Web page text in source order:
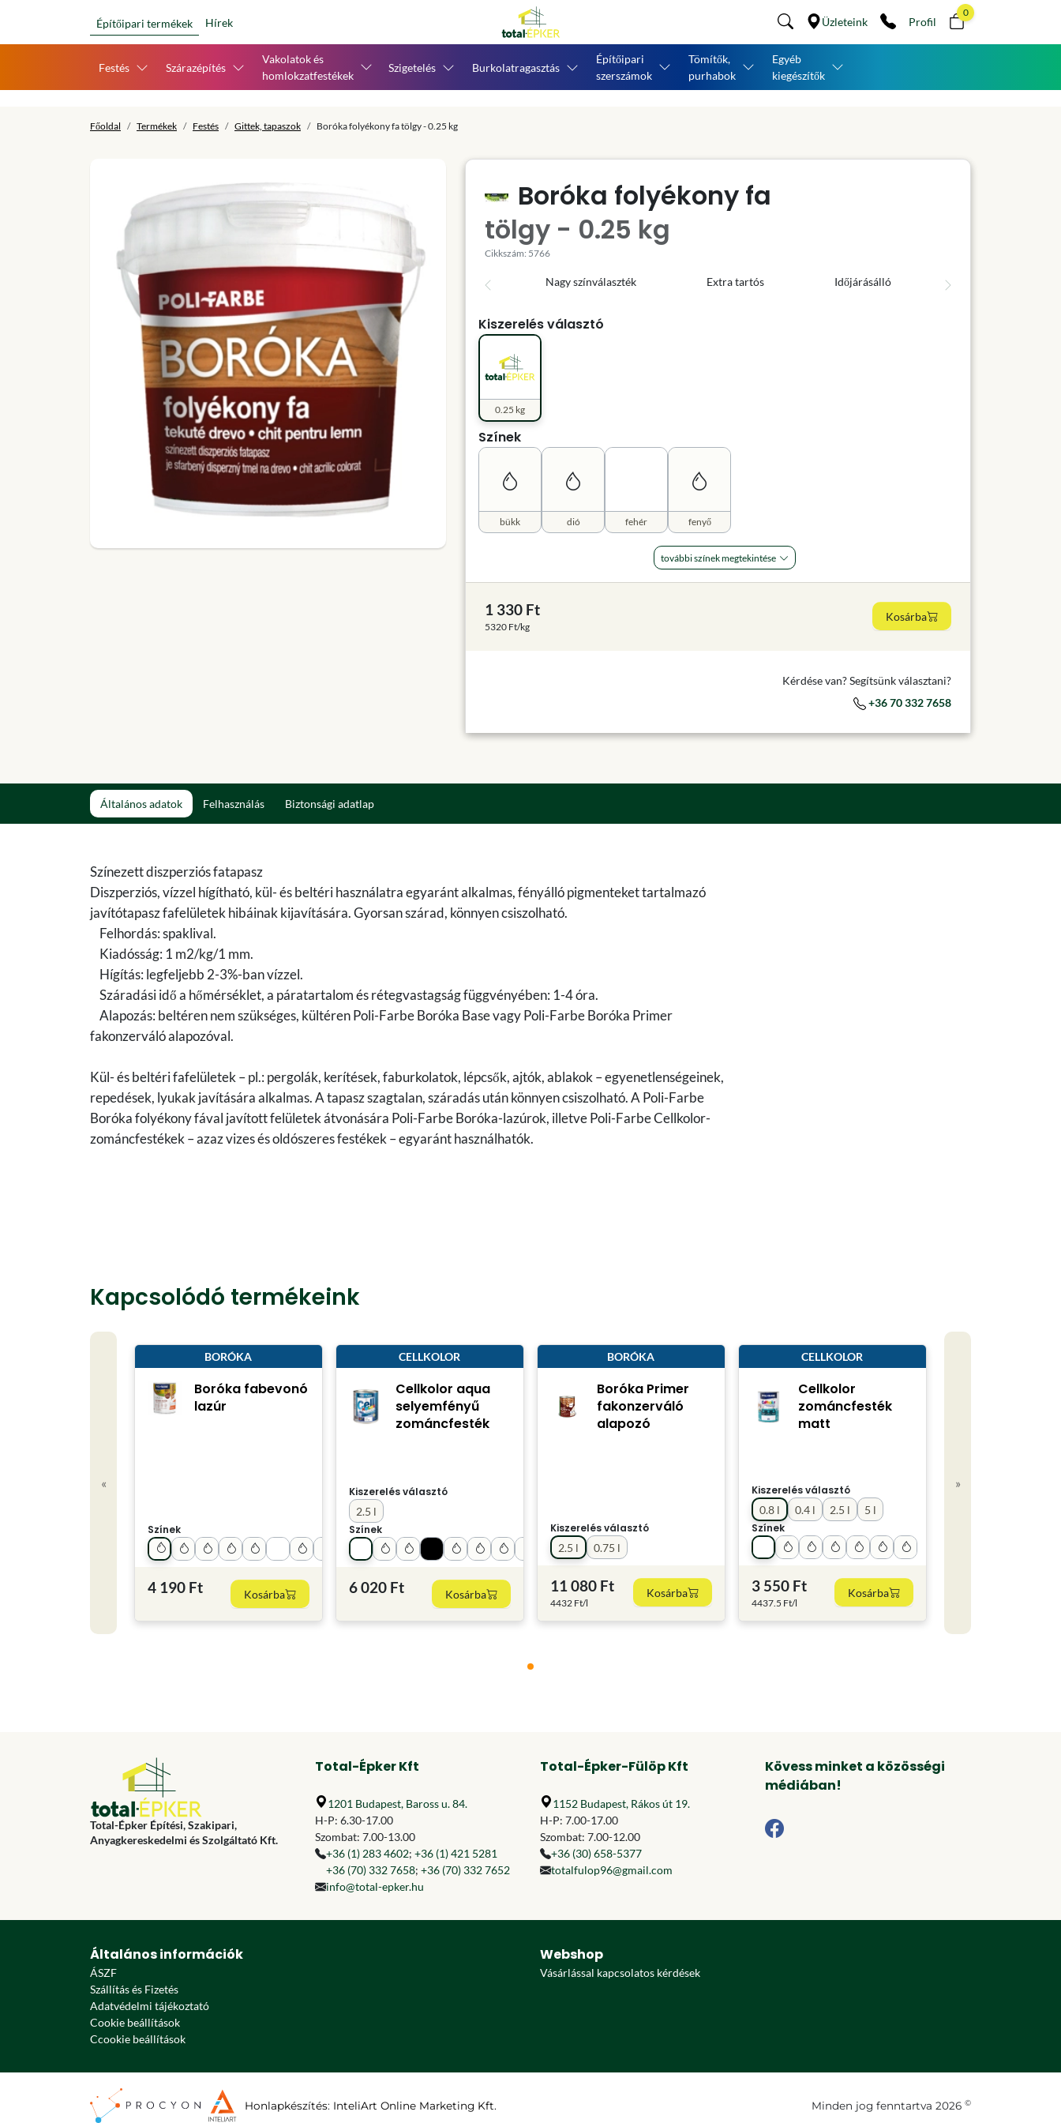
Építőipari termékek Hírek Üzleteink Profil
0
Festés Szárazépítés
Vakolatok és
homlokzatfestékek
Szigetelés Burkolatragasztás
Építőipari
szerszámok
Tömítők,
purhabok
Egyéb
kiegészítők
Főoldal Termékek Festés Gittek, tapaszok Boróka folyékony fa tölgy - 0.25 kg
Boróka folyékony fa
tölgy - 0.25 kg
Cikkszám: 5766
Nagy színválaszték Extra tartós Időjárásálló
Kiszerelés választó
0.25 kg
Színek
bükk dió fehér fenyő
további színek megtekintése
1 330 Ft
5320 Ft/kg
Kosárba
Kérdése van? Segítsünk választani?
+36 70 332 7658
Általános adatok Felhasználás Biztonsági adatlap
Színezett diszperziós fatapasz
Diszperziós, vízzel hígítható, kül- és beltéri használatra egyaránt alkalmas, fényálló pigmenteket tartalmazó
javítótapasz fafelületek hibáinak kijavítására. Gyorsan szárad, könnyen csiszolható.
Felhordás: spaklival.
Kiadósság: 1 m2/kg/1 mm.
Hígítás: legfeljebb 2-3%-ban vízzel.
Száradási idő a hőmérséklet, a páratartalom és rétegvastagság függvényében: 1-4 óra.
Alapozás: beltéren nem szükséges, kültéren Poli-Farbe Boróka Base vagy Poli-Farbe Boróka Primer
fakonzerváló alapozóval.
Kül- és beltéri fafelületek – pl.: pergolák, kerítések, faburkolatok, lépcsők, ajtók, ablakok – egyenetlenségeinek,
repedések, lyukak javítására alkalmas. A tapasz szagtalan, száradás után könnyen csiszolható. A Poli-Farbe
Boróka folyékony fával javított felületek átvonására Poli-Farbe Boróka-lazúrok, illetve Poli-Farbe Cellkolor-
zománcfestékek – azaz vizes és oldószeres festékek – egyaránt használhatók.
Kapcsolódó termékeink
«
BORÓKA
Boróka fabevonó
lazúr
Színek
4 190 Ft Kosárba
CELLKOLOR
Cellkolor aqua
selyemfényű
zománcfesték
Kiszerelés választó
2.5 l
Színek
6 020 Ft Kosárba
BORÓKA
Boróka Primer
fakonzerváló
alapozó
Kiszerelés választó
0.75 l
2.5 l
11 080 Ft
4432 Ft/l
Kosárba
CELLKOLOR
Cellkolor
zománcfesték
matt
Kiszerelés választó
0.4 l
0.8 l 2.5 l
5 l
Színek
3 550 Ft
4437.5 Ft/l
Kosárba
»
Total-Épker Építési, Szakipari,
Anyagkereskedelmi és Szolgáltató Kft.
Total-Épker Kft
1201 Budapest, Baross u. 84.
H-P: 6.30-17.00
Szombat: 7.00-13.00
+36 (1) 283 4602; +36 (1) 421 5281
+36 (70) 332 7658; +36 (70) 332 7652
info@total-epker.hu
Total-Épker-Fülöp Kft
1152 Budapest, Rákos út 19.
H-P: 7.00-17.00
Szombat: 7.00-12.00
+36 (30) 658-5377
totalfulop96@gmail.com
Kövess minket a közösségi
médiában!
Általános információk
ÁSZF
Szállítás és Fizetés
Adatvédelmi tájékoztató
Cookie beállítások
Ccookie beállítások
Webshop
Vásárlással kapcsolatos kérdések
Honlapkészítés: InteliArt Online Marketing Kft. Minden jog fenntartva 2026 ©